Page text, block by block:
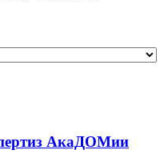
АкаДОМии